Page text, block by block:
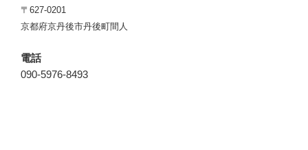
〒627-0201
京都府京丹後市丹後町間人
電話
090-5976-8493